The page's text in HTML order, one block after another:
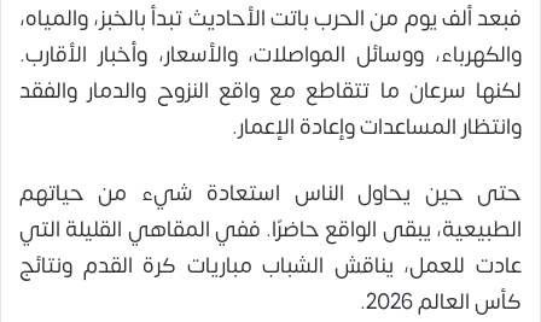
فبعد ألف يوم من الحرب باتت الأحاديث تبدأ بالخبز، والمياه،
والكهرباء، ووسائل المواصلات، والأسعار، وأخبار الأقارب.
لكنها سرعان ما تتقاطع مع واقع النزوح والدمار والفقد
وانتظار المساعدات وإعادة الإعمار.
حتى حين يحاول الناس استعادة شيء من حياتهم
الطبيعية، يبقى الواقع حاضرًا. ففي المقاهي القليلة التي
عادت للعمل، يناقش الشباب مباريات كرة القدم ونتائج
كأس العالم 2026.